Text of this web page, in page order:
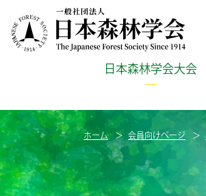
日本森林学会大会
ホーム 会員向けページ